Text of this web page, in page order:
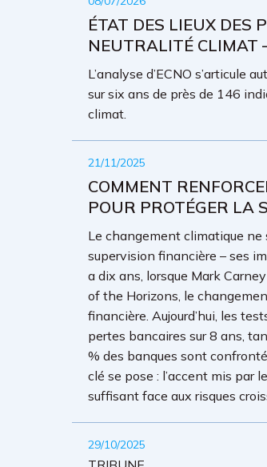
ÉTAT DES LIEUX DES
NEUTRALITÉ CLIMAT
L’analyse d’ECNO s’articule
sur six ans de près de 146
climat.
21/11/2025
COMMENT
POUR PROTÉGER LA
Le changement climatique ne
supervision financière – ses
a dix ans, lorsque Mark
of the Horizons, le
financière. Aujourd’hui, les
pertes bancaires sur 8 ans,
% des banques sont
clé se pose : l’accent mis par
suffisant face aux risques
29/10/2025